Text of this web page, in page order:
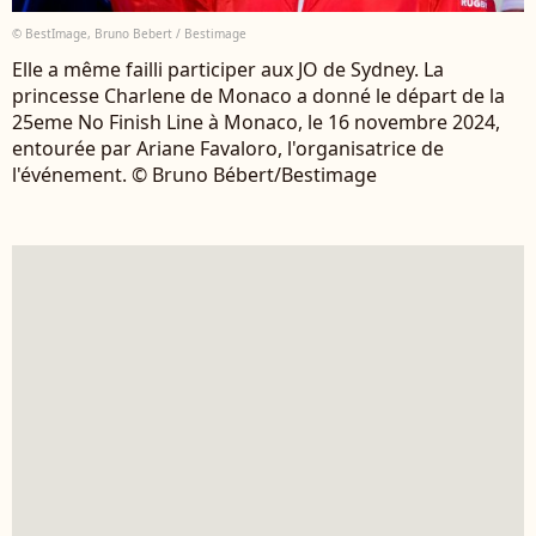
© BestImage, Bruno Bebert / Bestimage
Elle a même failli participer aux JO de Sydney. La
princesse Charlene de Monaco a donné le départ de la
25eme No Finish Line à Monaco, le 16 novembre 2024,
entourée par Ariane Favaloro, l'organisatrice de
l'événement. © Bruno Bébert/Bestimage